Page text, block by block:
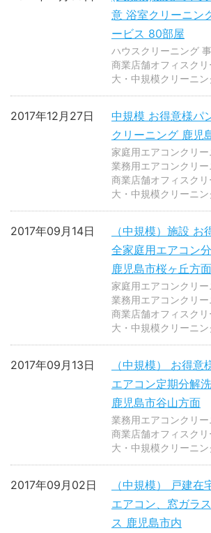
意 浴室クリーニン
ービス 80部屋
ハウスクリーニング
商業店舗オフィスク
大・中規模クリーニン
中規模 お得意様パ
クリーニング 鹿児
2017年12月27日
家庭用エアコンクリ
業務用エアコンクリ
商業店舗オフィスク
大・中規模クリーニン
（中規模）施設
全家庭用エアコン
鹿児島市桜ヶ丘方面
2017年09月14日
家庭用エアコンクリ
業務用エアコンクリ
商業店舗オフィスク
大・中規模クリーニン
（中規模） お得
エアコン定期分解
鹿児島市谷山方面
2017年09月13日
業務用エアコンクリ
商業店舗オフィスク
大・中規模クリーニン
（中規模） 戸建
エアコン、窓ガラ
ス 鹿児島市内
2017年09月02日